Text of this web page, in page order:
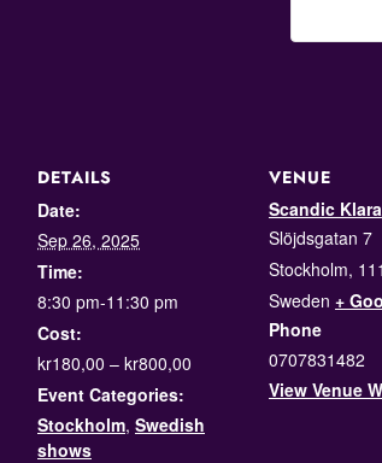
DETAILS
Date:
Sep 26, 2025
Time:
8:30 pm-11:30 pm
Cost:
kr180,00 – kr800,00
Event Categories:
Stockholm, Swedish
shows
VENUE
Scandic Klara
Slöjdsgatan 7
Stockholm,
Sweden +
Phone
0707831482
View Venue